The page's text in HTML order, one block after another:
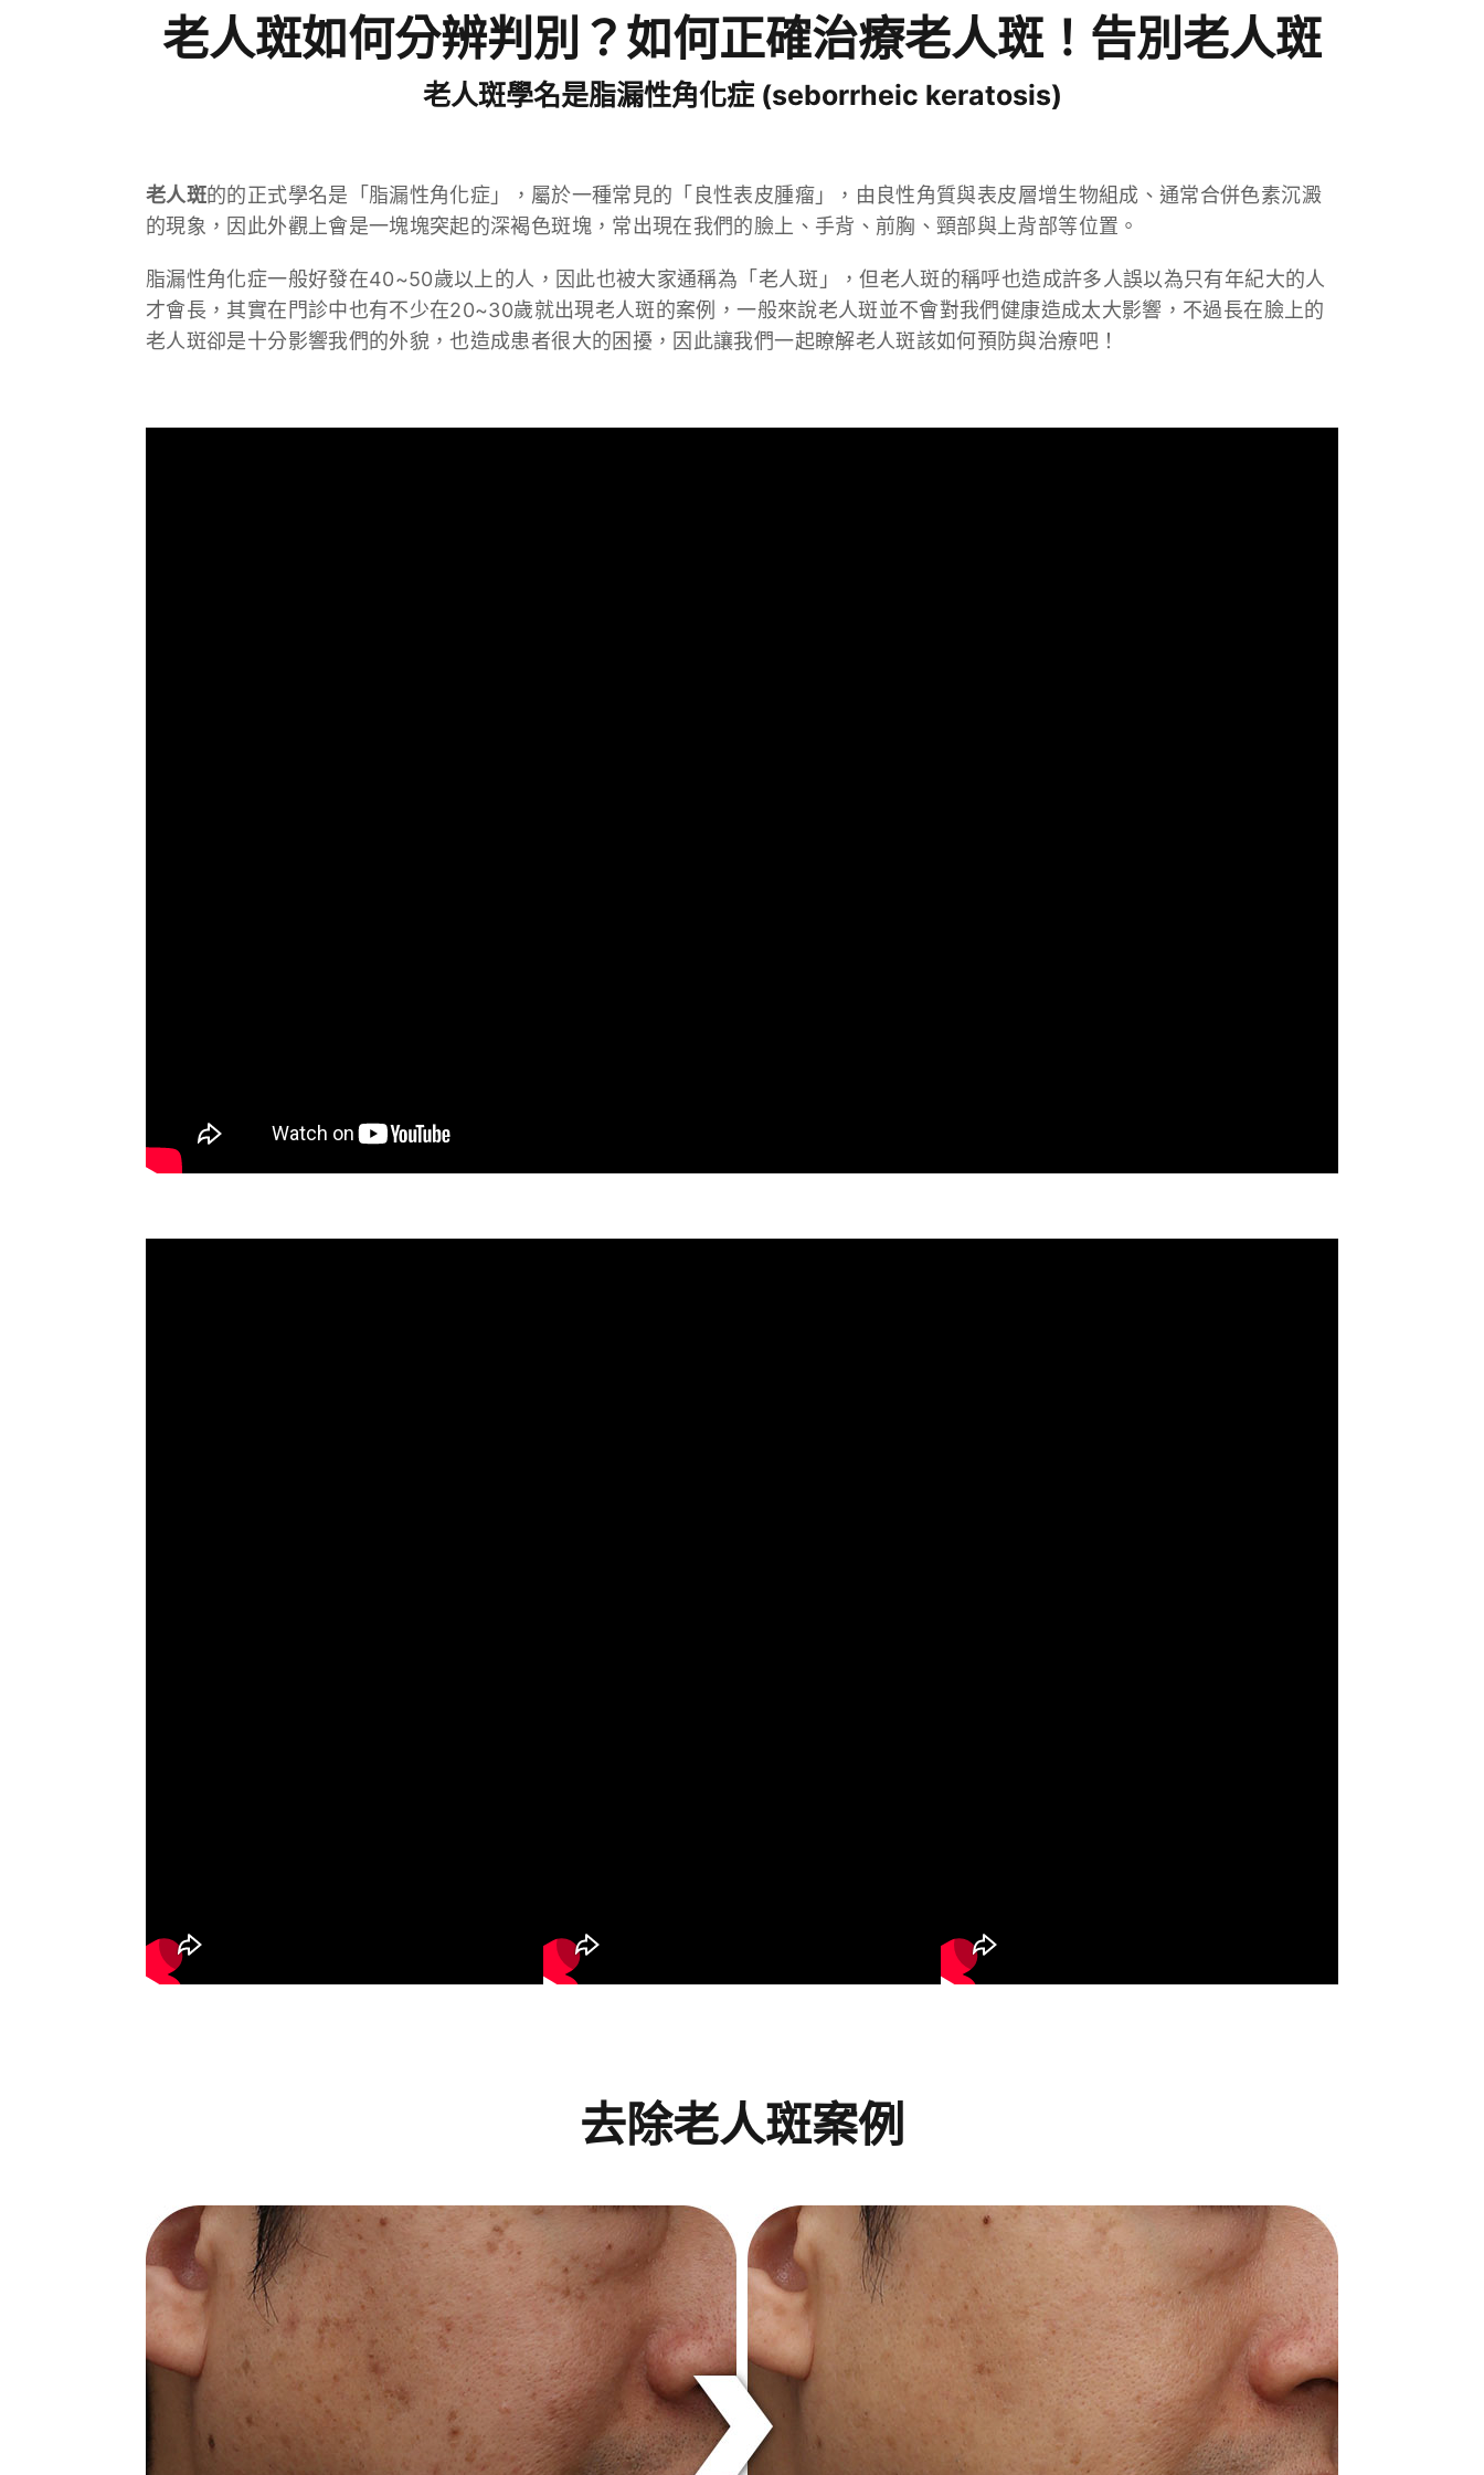
老人斑如何分辨判別？如何正確治療老人斑！告別老人斑
老人斑學名是脂漏性角化症 (seborrheic keratosis)
老人斑的的正式學名是「脂漏性角化症」，屬於一種常見的「良性表皮腫瘤」，由良性角質與表皮層增生物組成、通常合併色素沉澱
的現象，因此外觀上會是一塊塊突起的深褐色斑塊，常出現在我們的臉上、手背、前胸、頸部與上背部等位置。
脂漏性角化症一般好發在40~50歲以上的人，因此也被大家通稱為「老人斑」，但老人斑的稱呼也造成許多人誤以為只有年紀大的人
才會長，其實在門診中也有不少在20~30歲就出現老人斑的案例，一般來說老人斑並不會對我們健康造成太大影響，不過長在臉上的
老人斑卻是十分影響我們的外貌，也造成患者很大的困擾，因此讓我們一起瞭解老人斑該如何預防與治療吧！
去除老人斑案例